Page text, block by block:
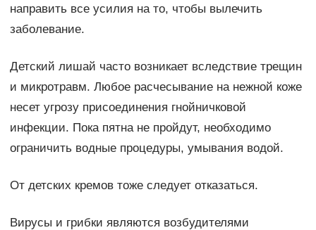
направить все усилия на то, чтобы вылечить
заболевание.
Детский лишай часто возникает вследствие трещин
и микротравм. Любое расчесывание на нежной коже
несет угрозу присоединения гнойничковой
инфекции. Пока пятна не пройдут, необходимо
ограничить водные процедуры, умывания водой.
От детских кремов тоже следует отказаться.
Вирусы и грибки являются возбудителями